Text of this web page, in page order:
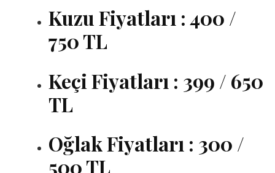
Kuzu Fiyatları : 400 /
750 TL
Keçi Fiyatları : 399 / 650
TL
Oğlak Fiyatları : 300 /
500 TL